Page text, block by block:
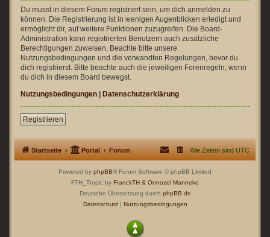
Du musst in diesem Forum registriert sein, um dich anmelden zu
können. Die Registrierung ist in wenigen Augenblicken erledigt und
ermöglicht dir, auf weitere Funktionen zuzugreifen. Die Board-
Administration kann registrierten Benutzern auch zusätzliche
Berechtigungen zuweisen. Beachte bitte unsere
Nutzungsbedingungen und die verwandten Regelungen, bevor du
dich registrierst. Bitte beachte auch die jeweiligen Forenregeln, wenn
du dich in diesem Board bewegst.
Nutzungsbedingungen | Datenschutzerklärung
Registrieren
Startseite Portal Forum Alle Zeiten sind UTC
Powered by phpBB® Forum Software © phpBB Limited
FTH_Tropic by FranckTH & Onnozel Manneke
Deutsche Übersetzung durch phpBB.de
Datenschutz| Nutzungsbedingungen